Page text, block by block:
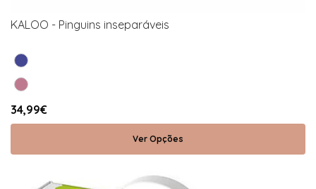
KALOO - Pinguins inseparáveis
34,99€
Ver Opções